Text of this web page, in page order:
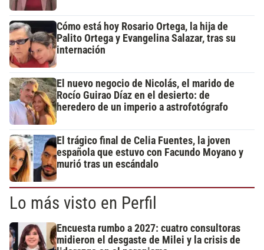
Cómo está hoy Rosario Ortega, la hija de
Palito Ortega y Evangelina Salazar, tras su
internación
El nuevo negocio de Nicolás, el marido de
Rocío Guirao Díaz en el desierto: de
heredero de un imperio a astrofotógrafo
El trágico final de Celia Fuentes, la joven
española que estuvo con Facundo Moyano y
murió tras un escándalo
Lo más visto en Perfil
Encuesta rumbo a 2027: cuatro consultoras
midieron el desgaste de Milei y la crisis de